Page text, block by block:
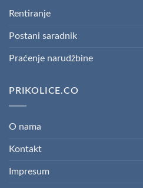
Rentiranje
Postani saradnik
Praćenje narudžbine
PRIKOLICE.CO
O nama
Kontakt
Impresum